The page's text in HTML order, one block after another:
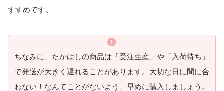
すすめです。
ちなみに、たかはしの商品は「受注生産」や「入荷待ち」
で発送が大きく遅れることがあります。大切な日に間に合
わない！なんてことがないよう、早めに購入しましょう。